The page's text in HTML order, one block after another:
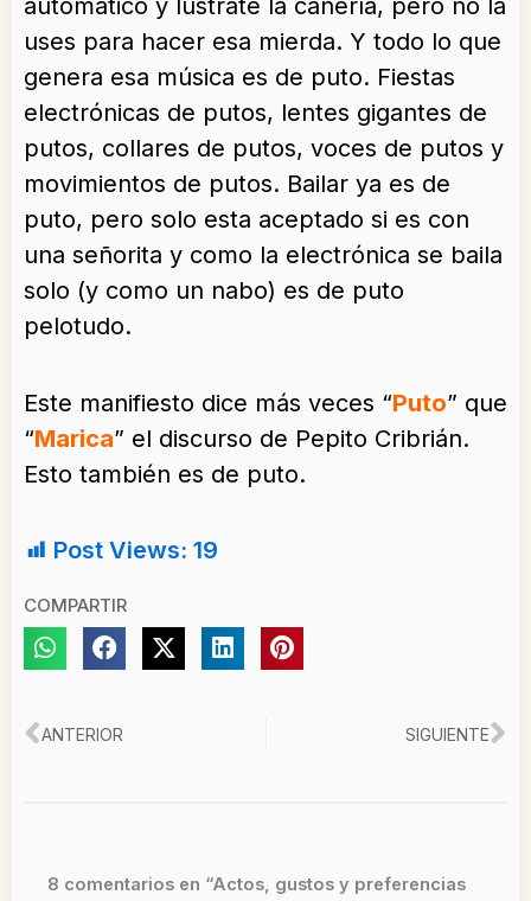
automático y lustrate la cañería, pero no la
uses para hacer esa mierda. Y todo lo que
genera esa música es de puto. Fiestas
electrónicas de putos, lentes gigantes de
putos, collares de putos, voces de putos y
movimientos de putos. Bailar ya es de
puto, pero solo esta aceptado si es con
una señorita y como la electrónica se baila
solo (y como un nabo) es de puto
pelotudo.
Este manifiesto dice más veces “Puto” que
“Marica” el discurso de Pepito Cribrián.
Esto también es de puto.
Post Views: 19
COMPARTIR
Ant
ANTERIOR SIGUIENTE
8 comentarios en “Actos, gustos y preferencias